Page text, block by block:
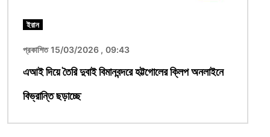
ইরান
প্রকাশিত 15/03/2026 , 09:43
এআই দিয়ে তৈরি দুবাই বিমানবন্দরে হট্টগোলের ক্লিপ অনলাইনে
বিভ্রান্তি ছড়াচ্ছে